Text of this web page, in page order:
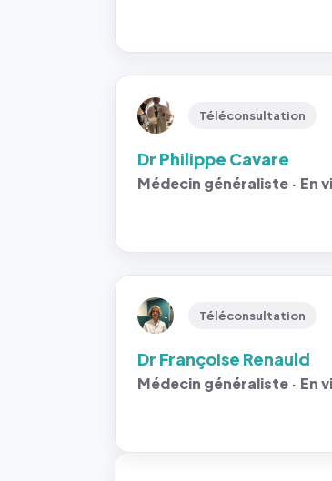
Téléconsultation
Dr Philippe Cavare
Médecin généraliste · En
Téléconsultation
Dr Françoise Renauld
Médecin généraliste · En